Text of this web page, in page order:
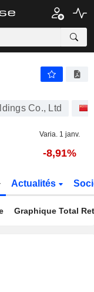
Co., Ltd
Varia. 1 janv.
-8,91%
Actualités
Graphique Total